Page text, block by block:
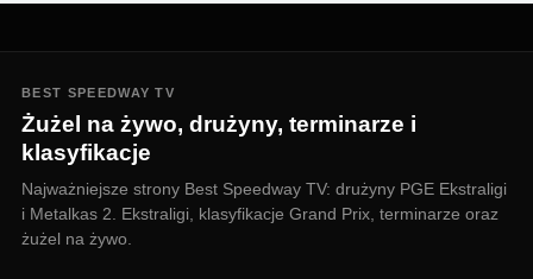
BEST SPEEDWAY TV
Żużel na żywo, drużyny, terminarze i
klasyfikacje
Najważniejsze strony Best Speedway TV: drużyny PGE Ekstraligi
i Metalkas 2. Ekstraligi, klasyfikacje Grand Prix, terminarze oraz
żużel na żywo.